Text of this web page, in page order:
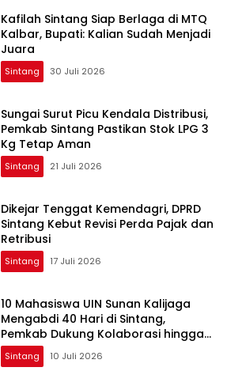
Kafilah Sintang Siap Berlaga di MTQ
Kalbar, Bupati: Kalian Sudah Menjadi
Juara
Sintang 30 Juli 2026
Sungai Surut Picu Kendala Distribusi,
Pemkab Sintang Pastikan Stok LPG 3
Kg Tetap Aman
Sintang 21 Juli 2026
Dikejar Tenggat Kemendagri, DPRD
Sintang Kebut Revisi Perda Pajak dan
Retribusi
Sintang 17 Juli 2026
10 Mahasiswa UIN Sunan Kalijaga
Mengabdi 40 Hari di Sintang,
Pemkab Dukung Kolaborasi hingga
Pendampingan Berkelanjutan
Sintang 10 Juli 2026